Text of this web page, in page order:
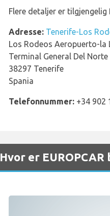
Flere detaljer er
Adresse: Tenerife-Los
Los Rodeos Aeropuerto-la
Terminal General Del Norte
38297 Tenerife
Spania
Telefonnummer: +34 902
Hvor er